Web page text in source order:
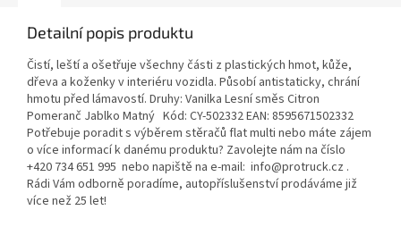
Detailní popis produktu
Čistí, leští a ošetřuje všechny části z plastických hmot, kůže,
dřeva a koženky v interiéru vozidla. Působí antistaticky, chrání
hmotu před lámavostí. Druhy: Vanilka Lesní směs Citron
Pomeranč Jablko Matný Kód: CY-502332 EAN: 8595671502332
Potřebuje poradit s výběrem stěračů flat multi nebo máte zájem
o více informací k danému produktu? Zavolejte nám na číslo
+420 734 651 995 nebo napiště na e-mail: info@protruck.cz .
Rádi Vám odborně poradíme, autopříslušenství prodáváme již
více než 25 let!